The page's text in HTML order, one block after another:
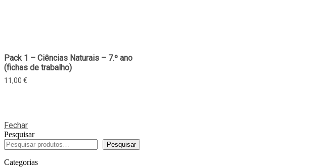
Pack 1 – Ciências Naturais – 7.º ano
(fichas de trabalho)
11,00 €
Fechar
Pesquisar
Pesquisar
Categorias